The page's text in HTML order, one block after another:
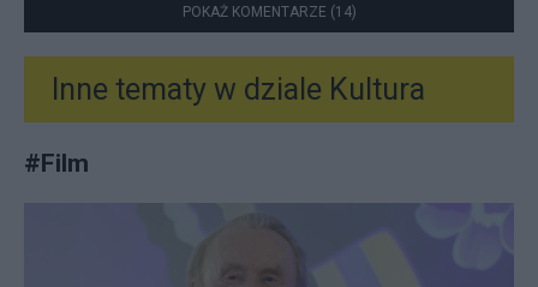
POKAŻ KOMENTARZE (14)
Inne tematy w dziale Kultura
#Film